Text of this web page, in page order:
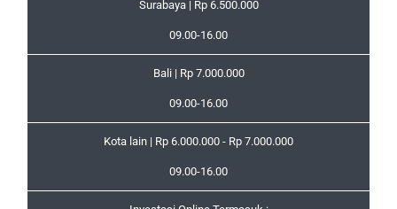
Surabaya | Rp 6.500.000
09.00-16.00
Bali | Rp 7.000.000
09.00-16.00
Kota lain | Rp 6.000.000 - Rp 7.000.000
09.00-16.00